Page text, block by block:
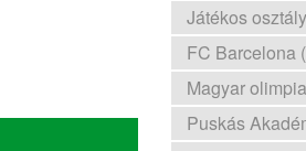
Játékos
FC Barcelona
Magyar
Puskás